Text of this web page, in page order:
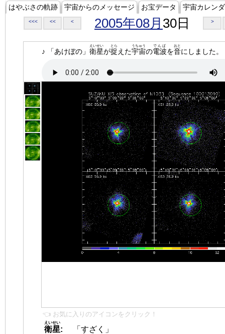
はやぶさの軌跡 宇宙からのメッセージ お宝データ 宇宙カレン
<<< << < 2005年08月 30日 >
♪ 「あけぼの」 衛星
えいせい
が捉
とら
えた宇宙
うちゅう
の電波
でんぱ
を音
おと
にしました。
👈 お気に入りのアイコンをクリック！
衛星
えいせい
:
「すざく」